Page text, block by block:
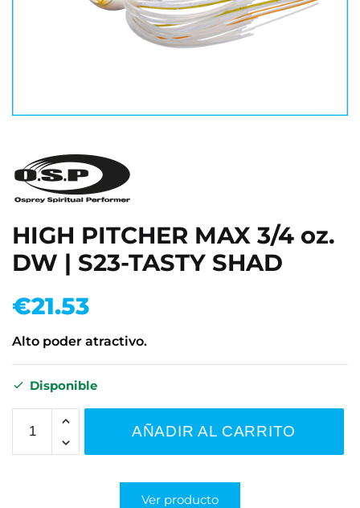
HIGH PITCHER MAX 3/4 oz.
DW | S23-TASTY SHAD
€21.53
Alto poder atractivo.
Disponible
AÑADIR AL CARRITO
Ver producto